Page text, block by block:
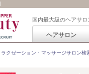
国内最大級のヘアサ
ヘアサロン
ラクゼーション・マッサージサロン検